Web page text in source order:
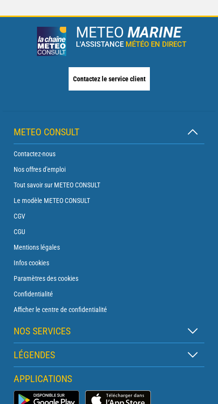
METEO MARINE
L'ASSISTANCE MÉTÉO EN DIRECT
Contactez le service client
METEO CONSULT
Contactez-nous
Nos offres d'emploi
Tout savoir sur METEO CONSULT
Le modèle METEO CONSULT
CGV
CGU
Mentions légales
Infos cookies
Paramètres des cookies
Confidentialité
Afficher le centre de confidentialité
NOS SERVICES
Abonnement Zen
Abonnement Balise
Abonnement Traversée
Abonnement Phare
LÉGENDES
Légende des cartes
Légende des pictogrammes
APPLICATIONS
Application Météo Marine